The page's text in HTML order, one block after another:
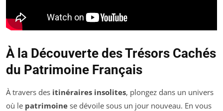
À la Découverte des Trésors Cachés
du Patrimoine Français
À travers des itinéraires insolites, plongez dans un univers
où le patrimoine se dévoile sous un jour nouveau. En vous